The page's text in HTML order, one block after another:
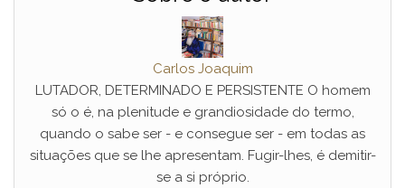
Carlos Joaquim
LUTADOR, DETERMINADO E PERSISTENTE O homem
só o é, na plenitude e grandiosidade do termo,
quando o sabe ser - e consegue ser - em todas as
situações que se lhe apresentam. Fugir-lhes, é demitir-
se a si próprio.